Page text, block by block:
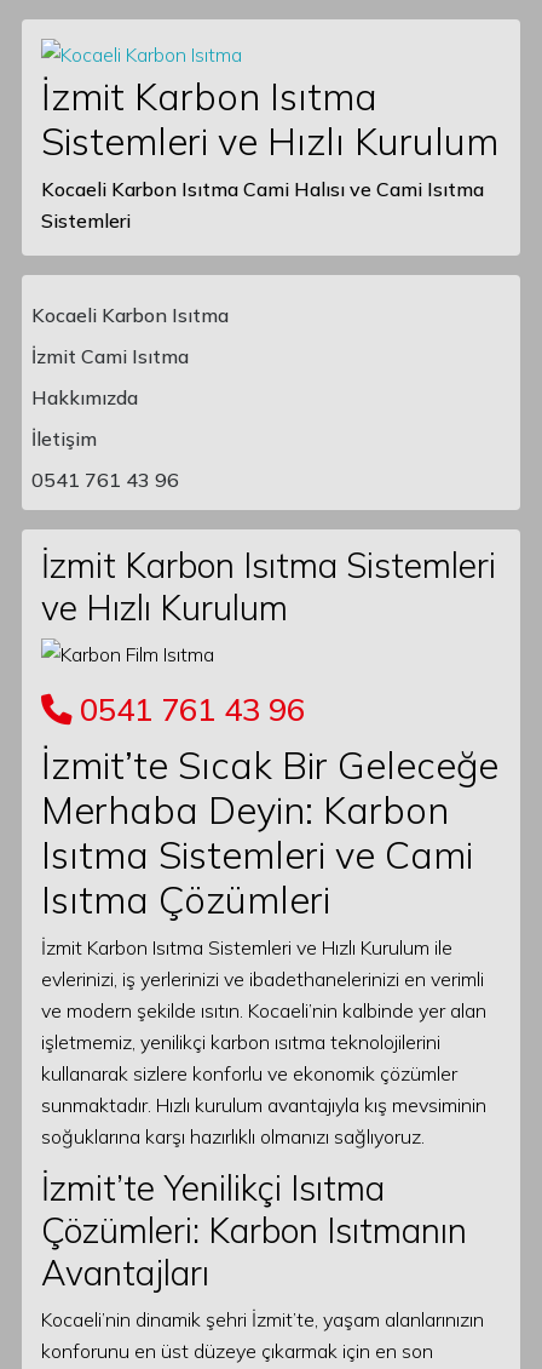
İzmit Karbon Isıtma
Sistemleri ve Hızlı Kurulum
Kocaeli Karbon Isıtma Cami Halısı ve Cami Isıtma
Sistemleri
Main Navigation
Kocaeli Karbon Isıtma
İzmit Cami Isıtma
Hakkımızda
İletişim
0541 761 43 96
İzmit Karbon Isıtma Sistemleri
ve Hızlı Kurulum
0541 761 43 96
İzmit’te Sıcak Bir Geleceğe
Merhaba Deyin: Karbon
Isıtma Sistemleri ve Cami
Isıtma Çözümleri
İzmit Karbon Isıtma Sistemleri ve Hızlı Kurulum ile
evlerinizi, iş yerlerinizi ve ibadethanelerinizi en verimli
ve modern şekilde ısıtın. Kocaeli’nin kalbinde yer alan
işletmemiz, yenilikçi karbon ısıtma teknolojilerini
kullanarak sizlere konforlu ve ekonomik çözümler
sunmaktadır. Hızlı kurulum avantajıyla kış mevsiminin
soğuklarına karşı hazırlıklı olmanızı sağlıyoruz.
İzmit’te Yenilikçi Isıtma
Çözümleri: Karbon Isıtmanın
Avantajları
Kocaeli’nin dinamik şehri İzmit’te, yaşam alanlarınızın
konforunu en üst düzeye çıkarmak için en son